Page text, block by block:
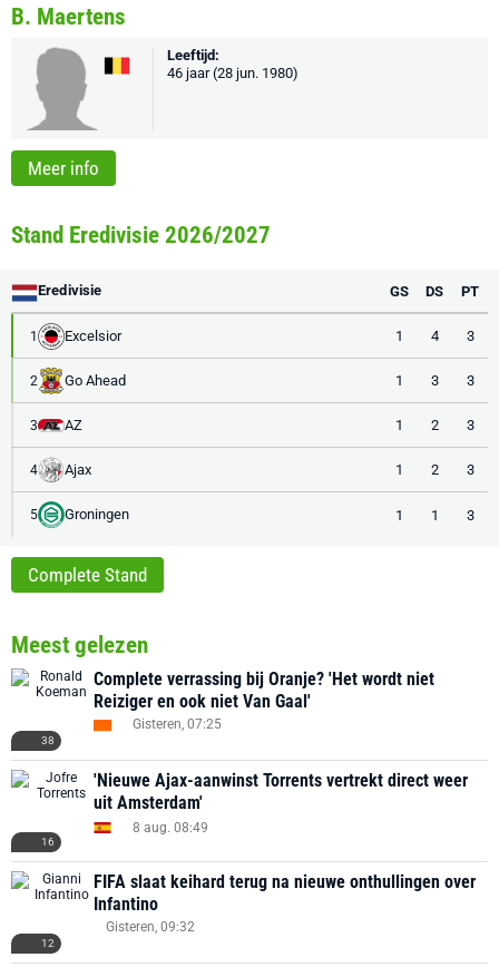
B. Maertens
Leeftijd:
46 jaar (28 jun. 1980)
Meer info
Stand Eredivisie 2026/2027
Eredivisie GS DS PT
1 Excelsior 1 4 3
2 Go Ahead 1 3 3
3 AZ 1 2 3
4 Ajax 1 2 3
5 Groningen 1 1 3
Complete Stand
Meest gelezen
38
Complete verrassing bij Oranje? 'Het wordt niet
Reiziger en ook niet Van Gaal'
Gisteren, 07:25
16
'Nieuwe Ajax-aanwinst Torrents vertrekt direct weer
uit Amsterdam'
8 aug. 08:49
12
FIFA slaat keihard terug na nieuwe onthullingen over
Infantino
Gisteren, 09:32